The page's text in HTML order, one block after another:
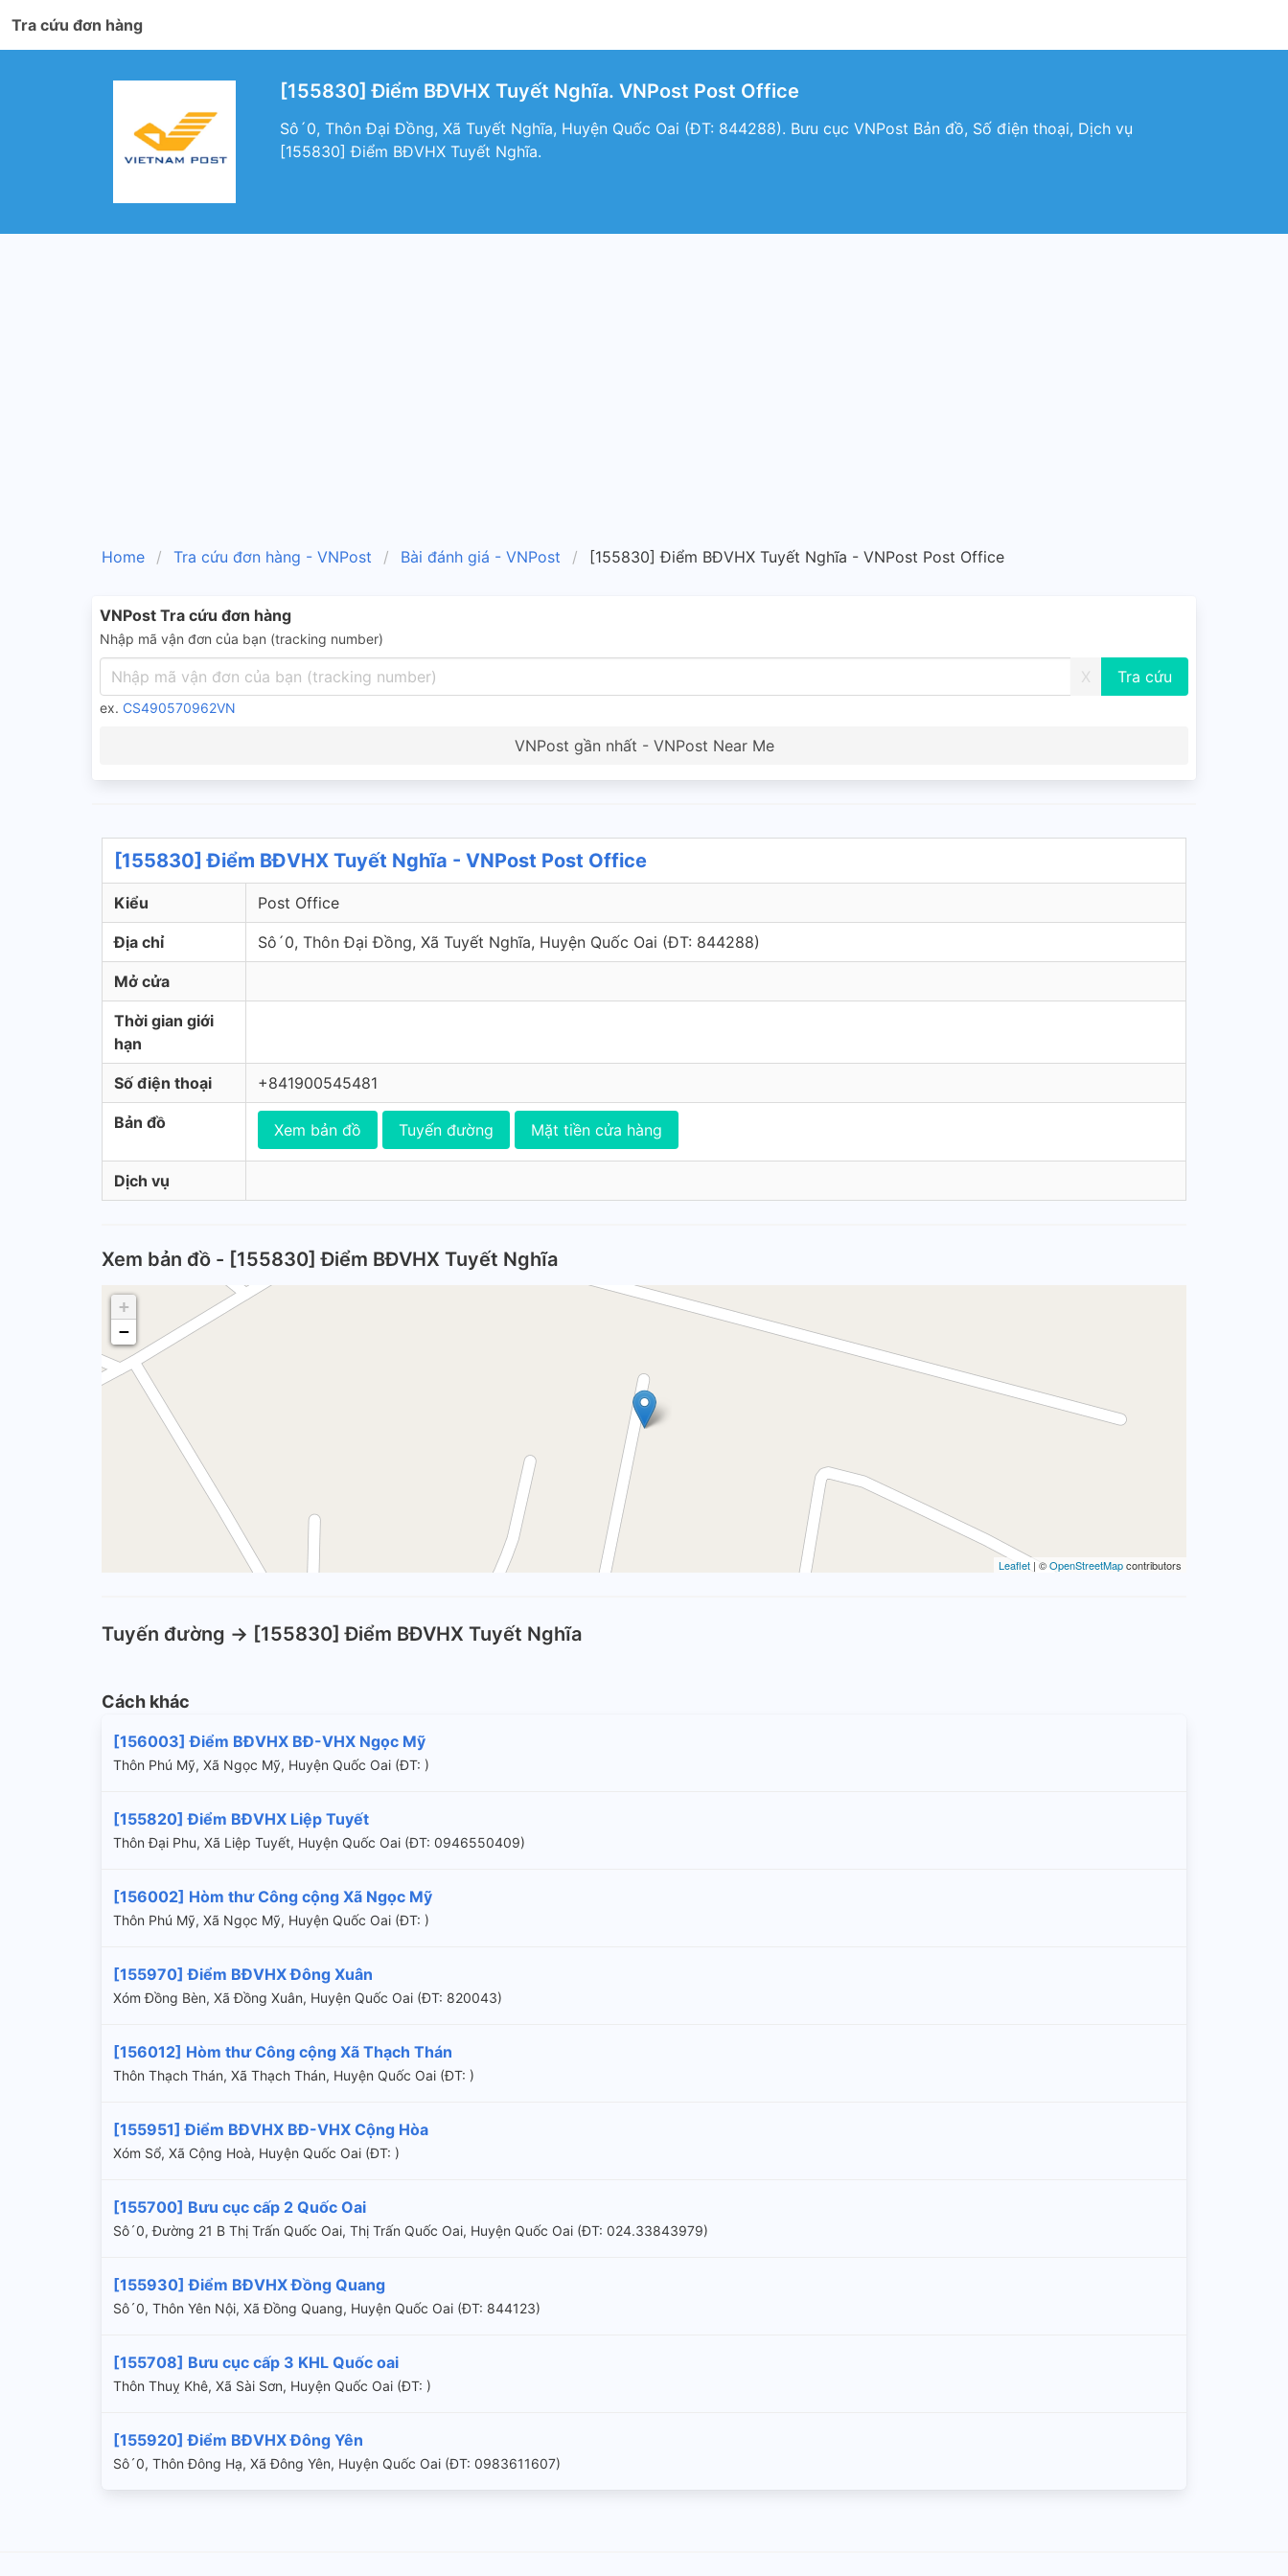
Tra cứu đơn hàng
[155830] Điểm BĐVHX Tuyết Nghĩa. VNPost Post Office
Sô´0, Thôn Đại Đồng, Xã Tuyết Nghĩa, Huyện Quốc Oai (ÐT: 844288). Bưu cục VNPost Bản đồ, Số điện thoại, Dịch vụ
[155830] Điểm BĐVHX Tuyết Nghĩa.
Home Tra cứu đơn hàng - VNPost Bài đánh giá - VNPost [155830] Điểm BĐVHX Tuyết Nghĩa - VNPost Post Office
VNPost Tra cứu đơn hàng
Nhập mã vận đơn của bạn (tracking number)
X
ex. CS490570962VN
VNPost gần nhất - VNPost Near Me
[155830] Điểm BĐVHX Tuyết Nghĩa - VNPost Post Office
Kiểu Post Office
Địa chỉ Sô´0, Thôn Đại Đồng, Xã Tuyết Nghĩa, Huyện Quốc Oai (ÐT: 844288)
Mở cửa
Thời gian giới
hạn
Số điện thoại +841900545481
Bản đồ Xem bản đồ Tuyến đường Mặt tiền cửa hàng
Dịch vụ
Xem bản đồ - [155830] Điểm BĐVHX Tuyết Nghĩa
+
−
Leaflet | ©OpenStreetMapcontributors
Tuyến đường -> [155830] Điểm BĐVHX Tuyết Nghĩa
Cách khác
[156003] Điểm BĐVHX BĐ-VHX Ngọc Mỹ
Thôn Phú Mỹ, Xã Ngọc Mỹ, Huyện Quốc Oai (ÐT: )
[155820] Điểm BĐVHX Liệp Tuyết
Thôn Đại Phu, Xã Liệp Tuyết, Huyện Quốc Oai (ÐT: 0946550409)
[156002] Hòm thư Công cộng Xã Ngọc Mỹ
Thôn Phú Mỹ, Xã Ngọc Mỹ, Huyện Quốc Oai (ÐT: )
[155970] Điểm BĐVHX Đông Xuân
Xóm Đồng Bèn, Xã Đồng Xuân, Huyện Quốc Oai (ÐT: 820043)
[156012] Hòm thư Công cộng Xã Thạch Thán
Thôn Thạch Thán, Xã Thạch Thán, Huyện Quốc Oai (ÐT: )
[155951] Điểm BĐVHX BĐ-VHX Cộng Hòa
Xóm Sổ, Xã Cộng Hoà, Huyện Quốc Oai (ÐT: )
[155700] Bưu cục cấp 2 Quốc Oai
Sô´0, Đường 21 B Thị Trấn Quốc Oai, Thị Trấn Quốc Oai, Huyện Quốc Oai (ÐT: 024.33843979)
[155930] Điểm BĐVHX Đồng Quang
Sô´0, Thôn Yên Nội, Xã Đồng Quang, Huyện Quốc Oai (ÐT: 844123)
[155708] Bưu cục cấp 3 KHL Quốc oai
Thôn Thuỵ Khê, Xã Sài Sơn, Huyện Quốc Oai (ÐT: )
[155920] Điểm BĐVHX Đông Yên
Sô´0, Thôn Đông Hạ, Xã Đông Yên, Huyện Quốc Oai (ÐT: 0983611607)